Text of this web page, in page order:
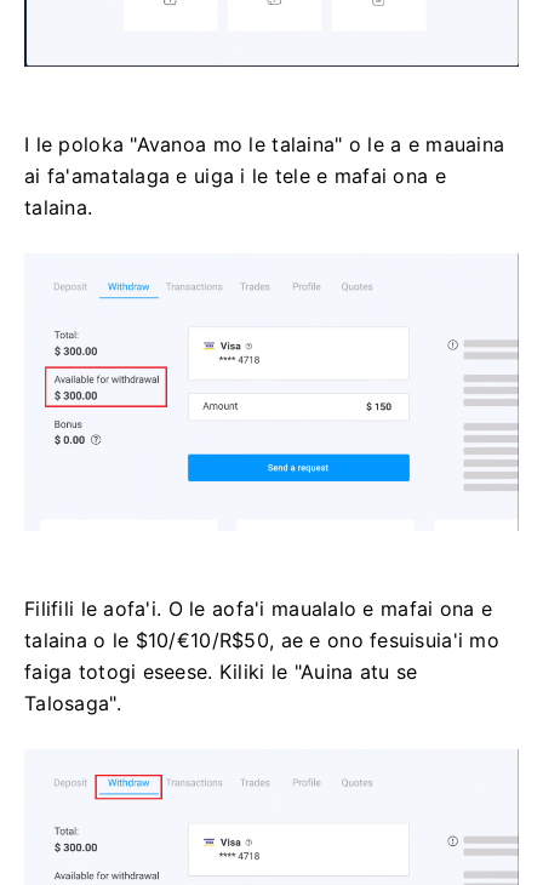
I le poloka "Avanoa mo le talaina" o le a e mauaina
ai fa'amatalaga e uiga i le tele e mafai ona e
talaina.
Filifili le aofa'i. O le aofa'i maualalo e mafai ona e
talaina o le $10/€10/R$50, ae e ono fesuisuia'i mo
faiga totogi eseese. Kiliki le "Auina atu se
Talosaga".